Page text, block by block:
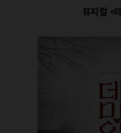
뮤지컬 <